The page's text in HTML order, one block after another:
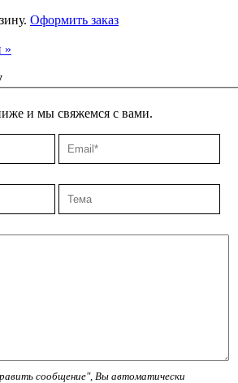
Оформить заказ
»
и мы свяжемся с вами.
сообщение", Вы автоматически